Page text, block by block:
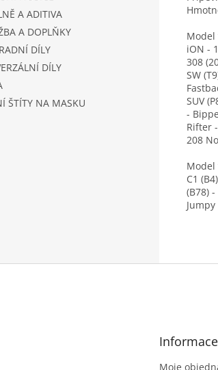
A ADITIVA
A DOPLŇKY
DÍLY
DÍLY
ŠTÍTY NA MASKU
Model
iON -
308
SW
SUV
-
Rifter
208
Model
C1
(B78)
Jumpy
Moje